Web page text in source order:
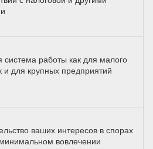
система работы как для малого
и для крупных предприятий
ваших интересов в спорах
вовлечении